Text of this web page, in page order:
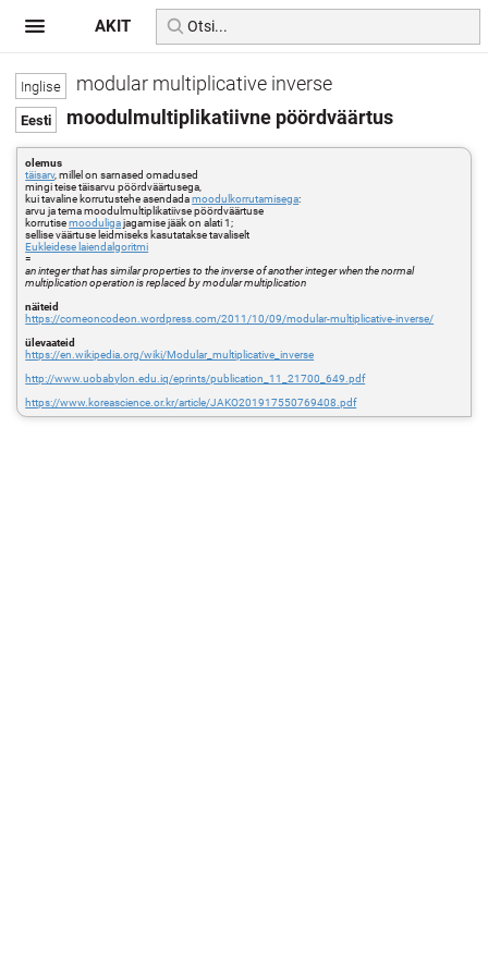
modular multiplicative inverse
moodulmultiplikatiivne pöördväärtus
olemus
täisarv, millel on sarnased omadused
mingi teise täisarvu pöördväärtusega,
kui tavaline korrutustehe asendadamoodulkorrutamisega:
arvu ja tema moodulmultiplikatiivse pöördväärtuse
korrutisemooduligajagamise jääk on alati 1;
sellise väärtuse leidmiseks kasutatakse tavaliselt
Eukleidese laiendalgoritmi
=
an integer that has similar properties to the inverse of another integer when the normal
multiplication operation is replaced by modular multiplication
näiteid
https://comeoncodeon.wordpress.com/2011/10/09/modular-multiplicative-inverse/
ülevaateid
https://en.wikipedia.org/wiki/Modular_multiplicative_inverse
http://www.uobabylon.edu.iq/eprints/publication_11_21700_649.pdf
https://www.koreascience.or.kr/article/JAKO201917550769408.pdf
AKIT